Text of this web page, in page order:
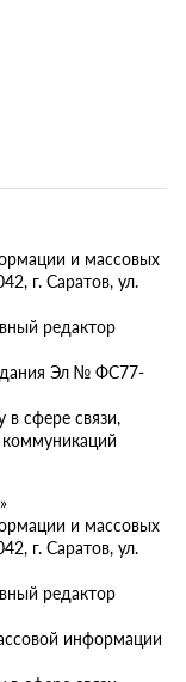
и массовых
г. Саратов, ул.
редактор
Эл № ФС77-
сфере связи,
и массовых
г. Саратов, ул.
редактор
информации